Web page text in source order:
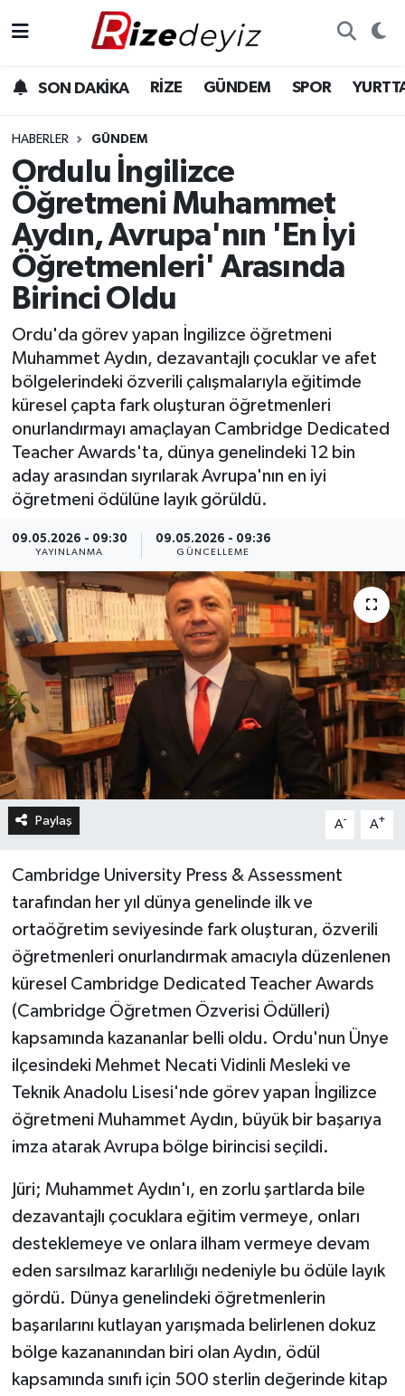
SON DAKİKA RİZE GÜNDEM SPOR
HABERLER GÜNDEM
Ordulu İngilizce
Öğretmeni Muhammet
Aydın, Avrupa'nın 'En İyi
Öğretmenleri' Arasında
Birinci Oldu
Ordu'da görev yapan İngilizce öğretmeni
Muhammet Aydın, dezavantajlı çocuklar ve afet
bölgelerindeki özverili çalışmalarıyla eğitimde
küresel çapta fark oluşturan öğretmenleri
onurlandırmayı amaçlayan Cambridge Dedicated
Teacher Awards'ta, dünya genelindeki 12 bin
aday arasından sıyrılarak Avrupa'nın en iyi
öğretmeni ödülüne layık görüldü.
09.05.2026 - 09:30
YAYINLANMA
09.05.2026 - 09:36
GÜNCELLEME
Paylaş A- A+
Cambridge University Press & Assessment
tarafından her yıl dünya genelinde ilk ve
ortaöğretim seviyesinde fark oluşturan, özverili
öğretmenleri onurlandırmak amacıyla düzenlenen
küresel Cambridge Dedicated Teacher Awards
(Cambridge Öğretmen Özverisi Ödülleri)
kapsamında kazananlar belli oldu. Ordu'nun Ünye
ilçesindeki Mehmet Necati Vidinli Mesleki ve
Teknik Anadolu Lisesi'nde görev yapan İngilizce
öğretmeni Muhammet Aydın, büyük bir başarıya
imza atarak Avrupa bölge birincisi seçildi.
Jüri; Muhammet Aydın'ı, en zorlu şartlarda bile
dezavantajlı çocuklara eğitim vermeye, onları
desteklemeye ve onlara ilham vermeye devam
eden sarsılmaz kararlılığı nedeniyle bu ödüle layık
gördü. Dünya genelindeki öğretmenlerin
başarılarını kutlayan yarışmada belirlenen dokuz
bölge kazananından biri olan Aydın, ödül
kapsamında sınıfı için 500 sterlin değerinde kitap
Gündem
Yurttan Haberler
Ekonomi
Teknoloji
Sağlık
Rize Hava Durumu
Rize Trafik Yoğunluk Haritası
Süper Lig Puan Durumu ve Fikstür
Tüm Manşetler
Son Dakika Haberleri
Haber Arşivi